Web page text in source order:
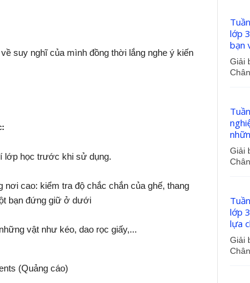
suy nghĩ của mình đồng thời lắng nghe ý kiến
lớp học trước khi sử dụng.
cao: kiểm tra độ chắc chắn của ghế, thang
bạn đứng giữ ở dưới
vật như kéo, dao rọc giấy,...
(Quảng cáo)
lớp
bạn
Giải
Giải
lớp
lựa
Giải